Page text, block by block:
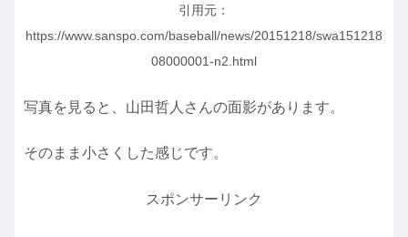
引用元：
https://www.sanspo.com/baseball/news/20151218/swa151218
08000001-n2.html
写真を見ると、山田哲人さんの面影があります。
そのまま小さくした感じです。
スポンサーリンク